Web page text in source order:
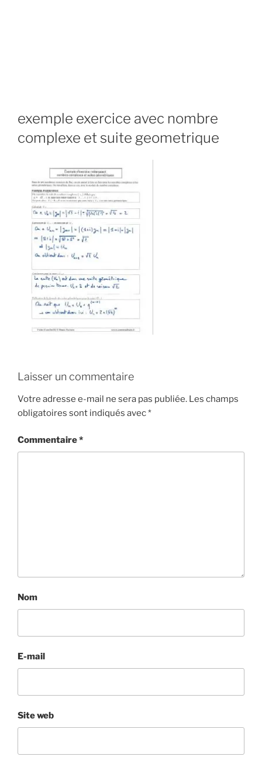
exemple exercice avec nombre
complexe et suite geometrique
Laisser un commentaire
Votre adresse e-mail ne sera pas publiée. Les champs
obligatoires sont indiqués avec*
Commentaire*
Nom
E-mail
Site web